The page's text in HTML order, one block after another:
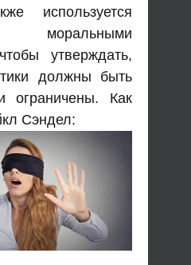
используется
моральными
утверждать,
должны быть
ограничены. Как
Сэндел: